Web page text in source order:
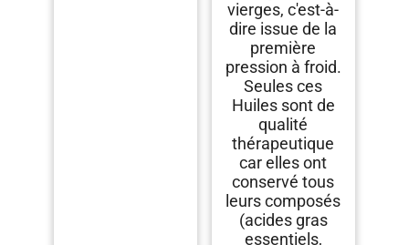
vierges, c'est-à-
dire issue de la
première
pression à froid.
Seules ces
Huiles sont de
qualité
thérapeutique
car elles ont
conservé tous
leurs composés
(acides gras
essentiels,